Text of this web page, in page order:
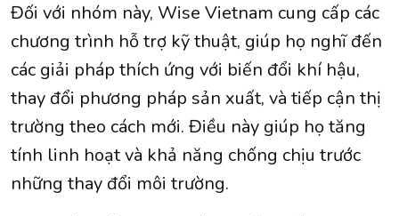
Đối với nhóm này, Wise Vietnam cung cấp các
chương trình hỗ trợ kỹ thuật, giúp họ nghĩ đến
các giải pháp thích ứng với biến đổi khí hậu,
thay đổi phương pháp sản xuất, và tiếp cận thị
trường theo cách mới. Điều này giúp họ tăng
tính linh hoạt và khả năng chống chịu trước
những thay đổi môi trường.